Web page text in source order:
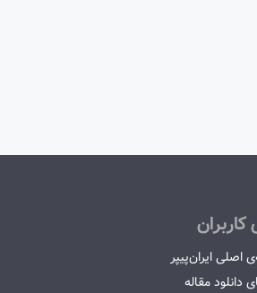
کاربران
اصلی ایران‌پیپر
دانلود مقاله